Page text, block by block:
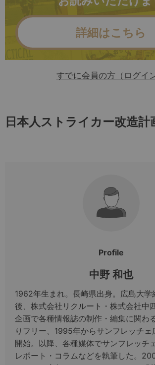
詳細はこちら
すでに会員の方（ログイン
日本人ストライカー改造計
Profile
中野 和也
1962年生まれ。長崎県出身。広島大学
後、株式会社リクルート・株式会社中
企画で各種情報誌の制作・編集に関わ
りフリー、1995年からサンフレッチェ
開始。以降、各種媒体でサンフレッチ
レポート・コラムなどを執筆した。